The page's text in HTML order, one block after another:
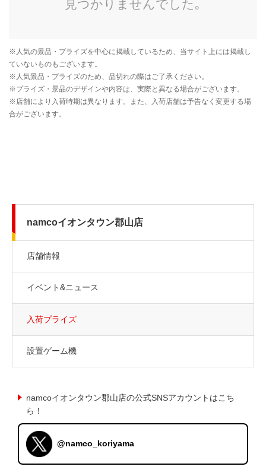
namcoイオンタウン郡山店
店舗情報
イベント&ニュース
入荷プライズ
設置ゲーム機
namcoイオンタウン郡山店の公式SNSアカウントはこち
ら！
@namco_koriyama